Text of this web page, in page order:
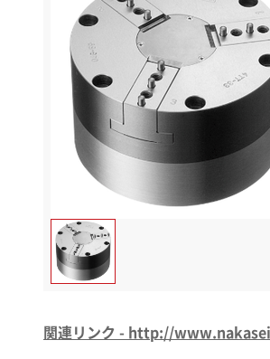
関連リンク - http://